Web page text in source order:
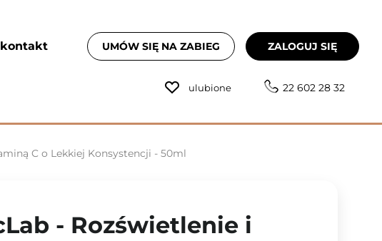
kontakt UMÓW SIĘ NA ZABIEG ZALOGUJ SIĘ
ulubione 22 602 28 32
C o Lekkiej Konsystencji - 50ml
- Rozświetlenie i